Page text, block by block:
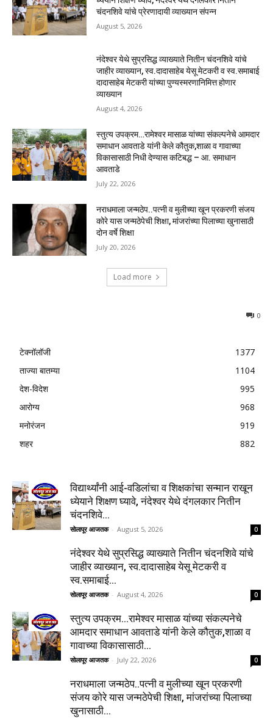
चंदनशिवे यांचे प्रेरणादायी व्याख्यान संपन्न
August 5, 2026
नंदेश्वर येथे सुप्रसिद्ध व्याख्याते नितीन चंदनशिवे यांचे
जाहीर व्याख्यान, स्व.दादासाहेब येसू मेटकरी व स्व.समाबाई
दादासाहेब मेटकरी यांच्या पुण्यस्मरणानिमित्त होणार
व्याख्यान
August 4, 2026
स्तुत्य उपक्रम…रामेश्वर मासाळ यांच्या संकल्पनेचे आमदार
समाधान आवताडे यांनी केले कौतुक,शाळा व गावाच्या
विकासासाठी निधी देण्यास कटिबद्ध – आ. समाधान
आवताडे
July 22, 2026
नराधमाला जन्मठेप..पत्नी व मुलीच्या खून प्रकरणी संजय
कोरे यास जन्मठेपेची शिक्षा, मांजरांच्या पिलाच्या खुनासाठी
दोन वर्षे शिक्षा
July 20, 2026
Load more
0
टेक्नॉलॉजी
1377
ताज्या बातम्या
1104
देश-विदेश
995
आरोग्य
968
मनोरंजन
919
शहर
882
विद्यार्थ्यांनी आई-वडिलांचा व शिक्षकांचा सन्मान राखून
ध्येयाने शिक्षण घ्यावे, नंदेश्वर येथे दंगलकार नितीन
चंदनशिवे...
सोलापूर आजतक - August 5, 2026 0
नंदेश्वर येथे सुप्रसिद्ध व्याख्याते नितीन चंदनशिवे यांचे
जाहीर व्याख्यान, स्व.दादासाहेब येसू मेटकरी व
स्व.समाबाई...
सोलापूर आजतक - August 4, 2026 0
स्तुत्य उपक्रम…रामेश्वर मासाळ यांच्या संकल्पनेचे
आमदार समाधान आवताडे यांनी केले कौतुक,शाळा व
गावाच्या विकासासाठी...
सोलापूर आजतक - July 22, 2026 0
नराधमाला जन्मठेप..पत्नी व मुलीच्या खून प्रकरणी
संजय कोरे यास जन्मठेपेची शिक्षा, मांजरांच्या पिलाच्या
खुनासाठी...